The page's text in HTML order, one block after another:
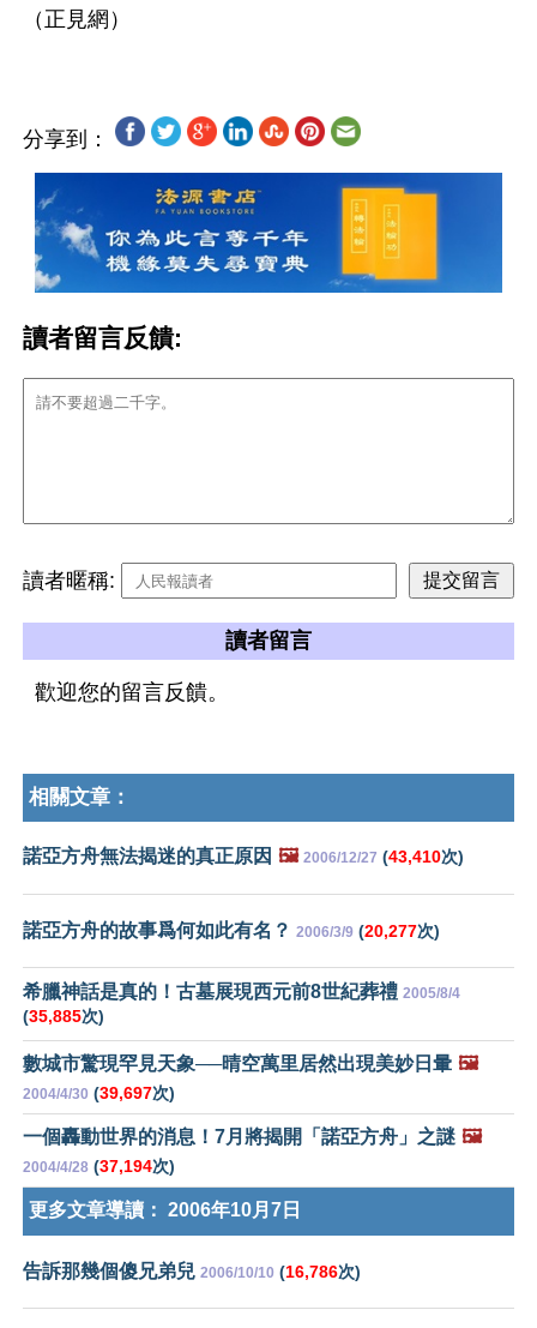
分享到：
讀者留言反饋:
讀者暱稱:
讀者留言
歡迎您的留言反饋。
相關文章：
諾亞方舟無法揭迷的真正原因 🖼️ 2006/12/27 (43,410次)
諾亞方舟的故事爲何如此有名？ 2006/3/9 (20,277次)
希臘神話是真的！古墓展現西元前8世紀葬禮 2005/8/4
(35,885次)
數城市驚現罕見天象──晴空萬里居然出現美妙日暈 🖼️
2004/4/30 (39,697次)
一個轟動世界的消息！7月將揭開「諾亞方舟」之謎 🖼️
2004/4/28 (37,194次)
更多文章導讀： 2006年10月7日
告訴那幾個傻兄弟兒 2006/10/10 (16,786次)